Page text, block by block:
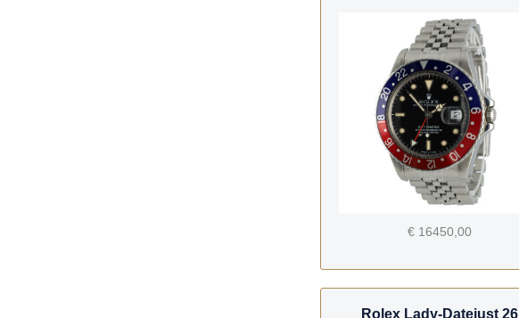
€ 16450,00
Rolex Lady-Datejust 26